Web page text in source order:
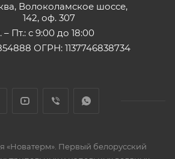
Волоколамское шоссе,
142, оф. 307
– Пт.: с 9:00 до 18:00
ОГРН: 1137746838734
«Новатерм». Первый белорусский